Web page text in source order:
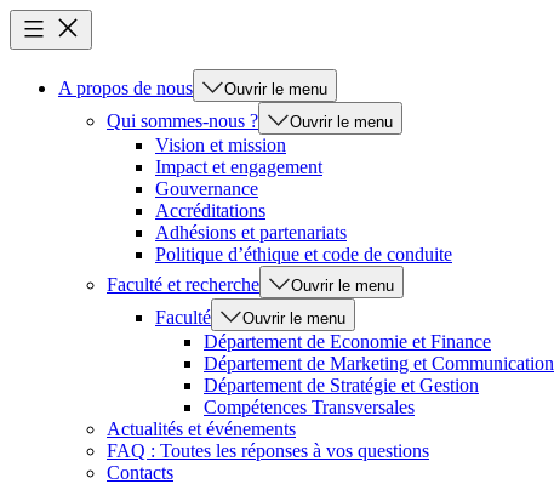
A propos de nous Ouvrir le menu
Qui sommes-nous ? Ouvrir le menu
Vision et mission
Impact et engagement
Gouvernance
Accréditations
Adhésions et partenariats
Politique d’éthique et code de conduite
Faculté et recherche
Ouvrir le menu
Faculté Ouvrir le menu
Département de Economie et Finance
Département de Marketing et Communication
Département de Stratégie et Gestion
Compétences Transversales
Actualités et événements
FAQ : Toutes les réponses à vos questions
Contacts